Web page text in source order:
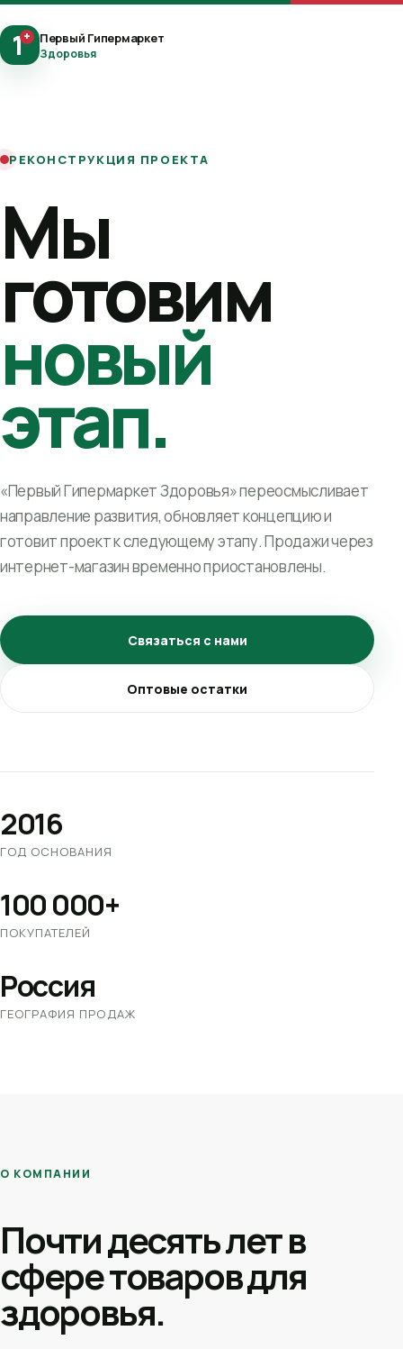
1+ Первый Гипермаркет
Здоровья
РЕКОНСТРУКЦИЯ ПРОЕКТА
Мы
готовим
новый
этап.
«Первый Гипермаркет Здоровья» переосмысливает
направление развития, обновляет концепцию и
готовит проект к следующему этапу. Продажи через
интернет-магазин временно приостановлены.
Связаться с нами
Оптовые остатки
2016
ГОД ОСНОВАНИЯ
100 000+
ПОКУПАТЕЛЕЙ
Россия
ГЕОГРАФИЯ ПРОДАЖ
О КОМПАНИИ
Почти десять лет в
сфере товаров для
здоровья.